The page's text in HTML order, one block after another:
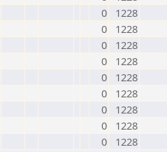
0
1228
0
1228
0
1228
0
1228
0
1228
0
1228
0
1228
0
1228
0 1228